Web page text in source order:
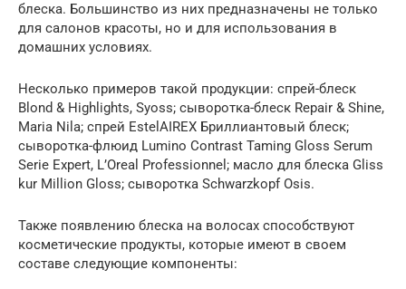
блеска. Большинство из них предназначены не только
для салонов красоты, но и для использования в
домашних условиях.
Несколько примеров такой продукции: спрей-блеск
Blond & Highlights, Syoss; сыворотка-блеск Repair & Shine,
Maria Nila; спрей EstelAIREX Бриллиантовый блеск;
сыворотка-флюид Lumino Contrast Taming Gloss Serum
Serie Expert, L’Oreal Professionnel; масло для блеска Gliss
kur Million Gloss; сыворотка Schwarzkopf Osis.
Также появлению блеска на волосах способствуют
косметические продукты, которые имеют в своем
составе следующие компоненты: